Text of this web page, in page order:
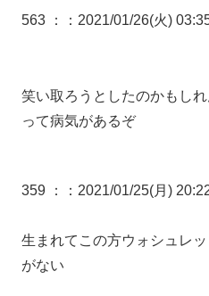
563 ： ：2021/01/26(火)
笑い取ろうとしたのかもし
って病気があるぞ
359 ： ：2021/01/25(月)
生まれてこの方ウォシュレ
がない